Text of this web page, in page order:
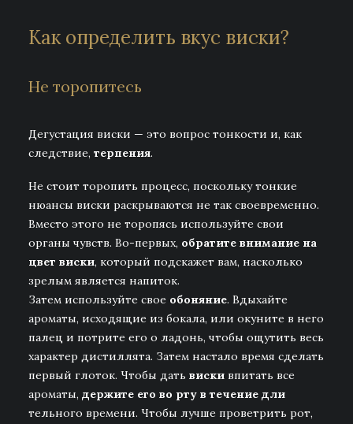
Как определить вкус виски?
Не торопитесь
Дегустация виски — это вопрос тонкости и, как
следствие, терпения.
Не стоит торопить процесс, поскольку тонкие
нюансы виски раскрываются не так своевременно.
Вместо этого не торопясь используйте свои
органы чувств. Во-первых, обратите внимание на
цвет виски, который подскажет вам, насколько
зрелым является напиток.
Затем используйте свое обоняние. Вдыхайте
ароматы, исходящие из бокала, или окуните в него
палец и потрите его о ладонь, чтобы ощутить весь
характер дистиллята. Затем настало время сделать
первый глоток. Чтобы дать виски впитать все
ароматы, держите его во рту в течение дли
тельного времени. Чтобы лучше проветрить рот,